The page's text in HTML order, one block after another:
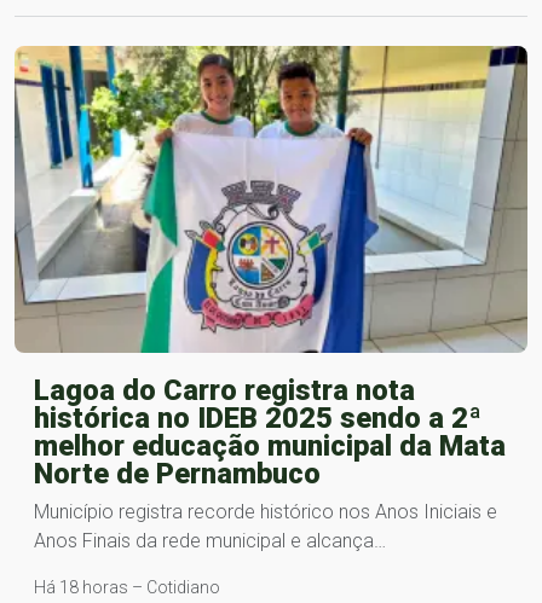
Lagoa do Carro registra nota
histórica no IDEB 2025 sendo a 2ª
melhor educação municipal da Mata
Norte de Pernambuco
Município registra recorde histórico nos Anos Iniciais e
Anos Finais da rede municipal e alcança…
Há 18 horas – Cotidiano